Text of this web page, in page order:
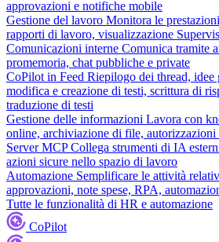
approvazioni e notifiche mobile
Gestione del lavoro Monitora le
rapporti di lavoro, visualizzazione
Comunicazioni interne Comunica tramite
promemoria, chat pubbliche e private
CoPilot in Feed Riepilogo dei thread, idee
modifica e creazione di testi, scrittura di
traduzione di testi
Gestione delle informazioni Lavora con
online, archiviazione di file, autorizzazioni
Server MCP Collega strumenti di IA
azioni sicure nello spazio di lavoro
Automazione Semplificare le attività
approvazioni, note spese, RPA,
Tutte le funzionalità di HR e automazione
CoPilot